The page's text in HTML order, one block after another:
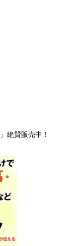
絶賛販売中！